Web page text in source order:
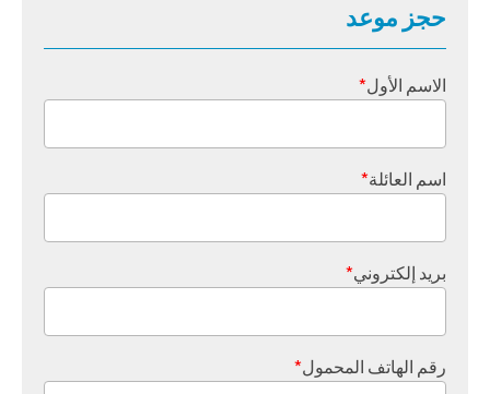
حجز موعد
الاسم الأول*
اسم العائلة*
بريد إلكتروني*
رقم الهاتف المحمول*